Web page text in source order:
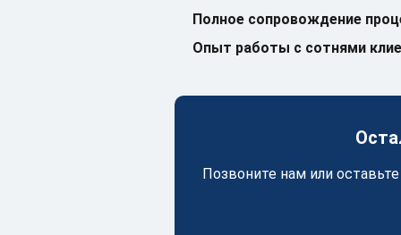
Полное сопровождение
Опыт работы с сотнями
Позвоните нам или